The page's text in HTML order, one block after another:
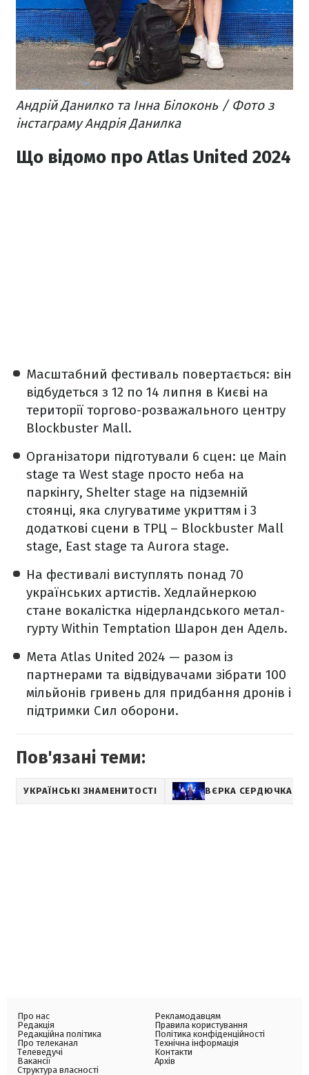
Андрій Данилко та Інна Білоконь / Фото з
інстаграму Андрія Данилка
Що відомо про Atlas United 2024
Масштабний фестиваль повертається: він
відбудеться з 12 по 14 липня в Києві на
території торгово-розважального центру
Blockbuster Mall.
Організатори підготували 6 сцен: це Main
stage та West stage просто неба на
паркінгу, Shelter stage на підземній
стоянці, яка слугуватиме укриттям і 3
додаткові сцени в ТРЦ – Blockbuster Mall
stage, East stage та Aurora stage.
На фестивалі виступлять понад 70
українських артистів. Хедлайнеркою
стане вокалістка нідерландського метал-
гурту Within Temptation Шарон ден Адель.
Мета Atlas United 2024 — разом із
партнерами та відвідувачами зібрати 100
мільйонів гривень для придбання дронів і
підтримки Сил оборони.
Пов'язані теми:
УКРАЇНСЬКІ ЗНАМЕНИТОСТІ ВЄРКА СЕРДЮЧКА –
Про нас
Редакція
Редакційна політика
Про телеканал
Телеведучі
Вакансії
Структура власності
Рекламодавцям
Правила користування
Політика конфіденційності
Технічна інформація
Контакти
Архів